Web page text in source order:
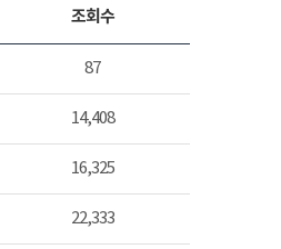
조회수
87
14,408
16,325
22,333